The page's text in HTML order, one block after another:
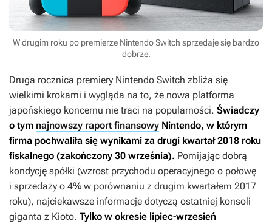
W drugim roku po premierze Nintendo Switch sprzedaje się bardzo
dobrze.
Druga rocznica premiery Nintendo Switch zbliża się
wielkimi krokami i wygląda na to, że nowa platforma
japońskiego koncernu nie traci na popularności. Świadczy
o tym najnowszy raport finansowy Nintendo, w którym
firma pochwaliła się wynikami za drugi kwartał 2018 roku
fiskalnego (zakończony 30 września). Pomijając dobrą
kondycję spółki (wzrost przychodu operacyjnego o połowę
i sprzedaży o 4% w porównaniu z drugim kwartałem 2017
roku), najciekawsze informacje dotyczą ostatniej konsoli
giganta z Kioto. Tylko w okresie lipiec-wrzesień